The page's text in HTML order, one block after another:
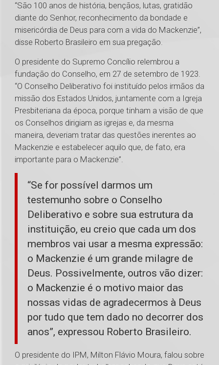
“São 100 anos de história, bençãos, lutas, gratidão
diante do Senhor, reconhecimento da bondade e
misericórdia de Deus para com a vida do Mackenzie”,
disse Roberto Brasileiro em sua pregação.
O presidente do Supremo Concílio relembrou a
fundação do Conselho, em 27 de setembro de 1923.
“O Conselho Deliberativo foi instituído pelos irmãos da
missão dos Estados Unidos, juntamente com a Igreja
Presbiteriana da época, porque tinham a visão de que
os Conselhos dirigiam as igrejas e, da mesma
maneira, deveriam tratar das questões inerentes ao
Mackenzie e estabelecer aquilo que, de fato, era
importante para o Mackenzie”.
“Se for possível darmos um
testemunho sobre o Conselho
Deliberativo e sobre sua estrutura da
instituição, eu creio que cada um dos
membros vai usar a mesma expressão:
o Mackenzie é um grande milagre de
Deus. Possivelmente, outros vão dizer:
o Mackenzie é o motivo maior das
nossas vidas de agradecermos à Deus
por tudo que tem dado no decorrer dos
anos”, expressou Roberto Brasileiro.
O presidente do IPM, Milton Flávio Moura, falou sobre